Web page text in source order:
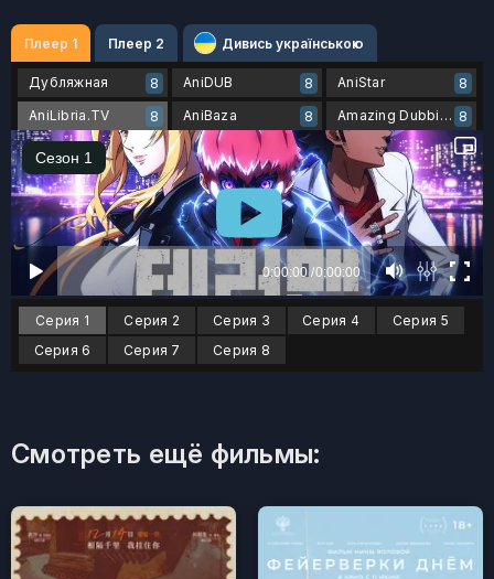
Плеер 1 Плеер 2 Дивись українською
Дубляжная 8 AniDUB 8 AniStar
8
AniLibria.TV
8 AniBaza 8 Amazing Dubbing 8
Серия 1 Серия 2 Серия 3 Серия 4
Серия 5
Серия 6
Серия 7 Серия 8
Смотреть ещё фильмы: